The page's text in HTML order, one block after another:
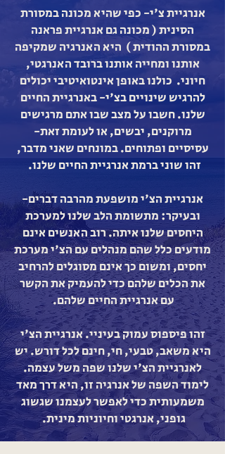
אנרגיית צ'י- כפי שהיא מכונה במסורת
הסינית ( מכונה גם אנרגיית פראנה
במסורת ההודית ) היא האנרגיה שמקיפה
אותנו ומחייה אותנו ברובד האנרגטי,
חיוני. כולנו באופן אינטואיטיבי יכולים
להרגיש שינויים בצ'י- באנרגיית החיים
שלנו. חשבו על מצב שבו אתם מרגישים
מרוקנים, יבשים, או לעומת זאת-
עסיסיים ופתוחים. במונחים שאני מדבר,
זהו שוני ברמת אנרגיית החיים שלנו.
אנרגיית הצ'י מושפעת מהרבה דברים-
ובעיקר: מתשומת הלב שלנו למערכת
היחסים שלנו איתה. רוב האנשים אינם
מודעים כלל שהם מנהלים עם הצ'י מערכת
יחסים, ומשום כך אינם מסוגלים להרחיב
את הכלים שלהם כדי להעמיק את הקשר
עם אנרגיית החיים שלהם.
זהו פיספוס עמוק בעיניי. אנרגיית הצ'י
היא משאב, טבעי, חי, חינם לכל דורש. יש
לאנרגיית הצ'י שלנו שפה משל עצמה.
לימוד השפה של אנרגיה זו, היא דרך מאד
משמעותית כדי לאפשר לעצמנו שגשוג
גופני, אנרגטי וחיוניות מינית.